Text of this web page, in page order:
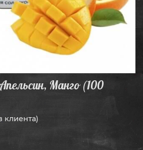
Манго (100
клиента)